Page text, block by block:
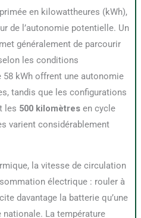
de l’autonomie potentielle. Un
généralement de parcourir
les conditions
kWh offrent une autonomie
tandis que les configurations
les 500 kilomètres en cycle
varient considérablement
électrique : rouler à
davantage la batterie qu’une
La température